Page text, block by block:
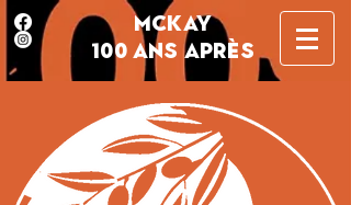
MCKAY
100 ANS APRÈS